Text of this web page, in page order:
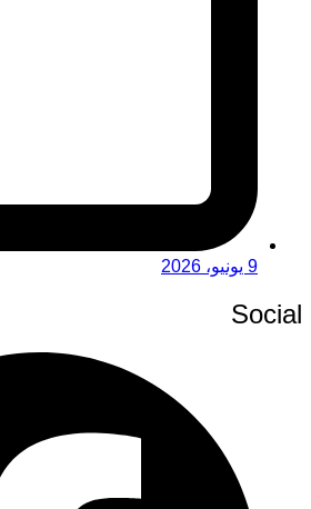
9 يونيو، 2026
Social